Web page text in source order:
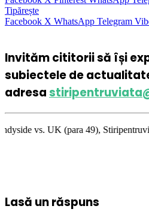
Tipărește
Facebook X WhatsApp Telegram
Invităm cititorii să își
subiectele de
adresa
49), Stiripentruviata.ro
Lasă un răspuns